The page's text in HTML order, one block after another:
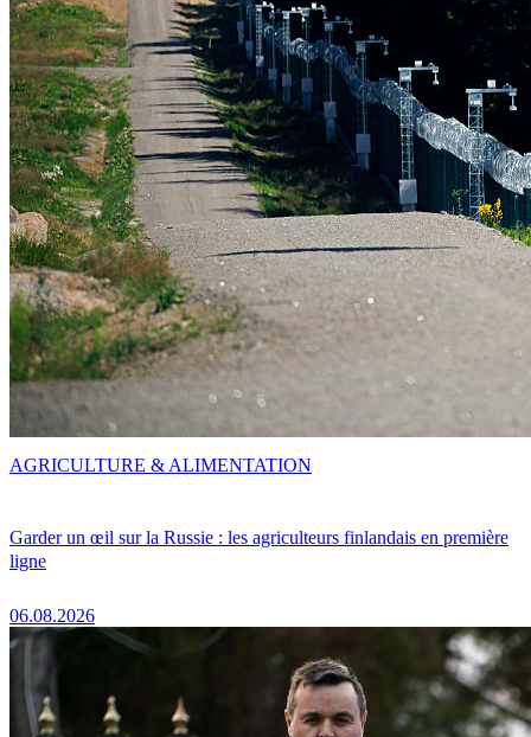
Garder un œil sur la Russie : les agriculteurs finlandais en première
ligne
06.08.2026
AGRICULTURE & ALIMENTATION